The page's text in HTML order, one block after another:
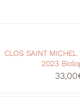
CLOS SAINT
2023
33,00